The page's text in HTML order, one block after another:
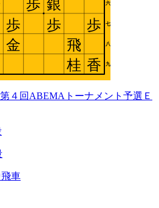
第４回ABEMAトーナメント予選Ｅ
飛車